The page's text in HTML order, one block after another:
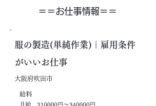
＝＝​お仕事情報＝＝
服の製造(単純作業)｜雇用条件
がいいお仕事
大阪府吹田市
​給料
月給 310000円～340000円